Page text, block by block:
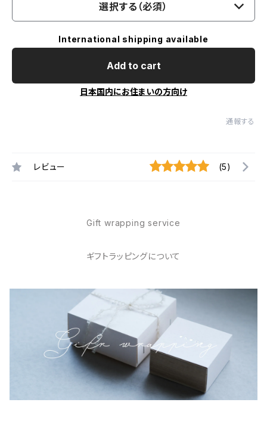
選択する（必須）
International shipping available
Add to cart
日本国内にお住まいの方向け
通報する
レビュー (5)
Gift wrapping service
ギフトラッピングについて